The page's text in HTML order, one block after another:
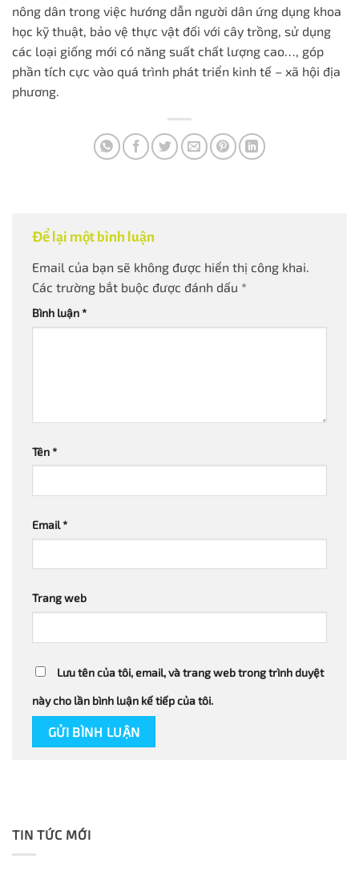
nông dân trong việc hướng dẫn người dân ứng dụng khoa
học kỹ thuật, bảo vệ thực vật đối với cây trồng, sử dụng
các loại giống mới có năng suất chất lượng cao…, góp
phần tích cực vào quá trình phát triển kinh tế – xã hội địa
phương.
Để lại một bình luận
Email của bạn sẽ không được hiển thị công khai.
Các trường bắt buộc được đánh dấu *
Bình luận *
Tên *
Email*
Trang web
Lưu tên của tôi, email, và trang web trong trình duyệt
này cho lần bình luận kế tiếp của tôi.
TIN TỨC MỚI